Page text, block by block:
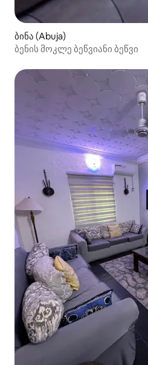
ბინა (Abuja)
ბენის მოკლე ბეწვიანი ბეწვი